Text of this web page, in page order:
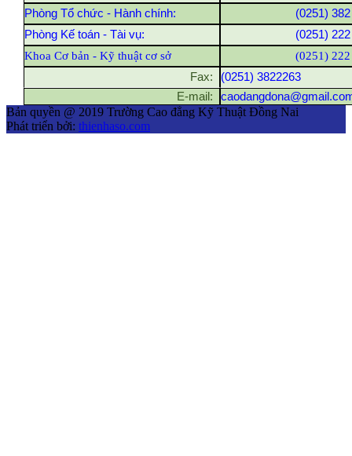
Phòng Tổ chức - Hành chính:
(0251)
Phòng Kế toán - Tài vụ:
(0251)
Khoa Cơ bản - Kỹ thuật cơ sở
(0251)
Fax:
(0251) 3822263
E-mail:
Bản quyền @ 2019 Trường Cao đẳng Kỹ Thuật Đồng Nai
Phát triển bởi: thienhaso.com